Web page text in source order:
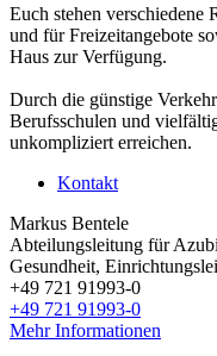
Euch stehen verschiedene
und für Freizeitangebote
Haus zur Verfügung.
Durch die günstige
Berufsschulen und
unkompliziert erreichen.
Kontakt
Markus Bentele
Abteilungsleitung für
Gesundheit,
+49 721 91993-0
+49 721 91993-0
Mehr Informationen